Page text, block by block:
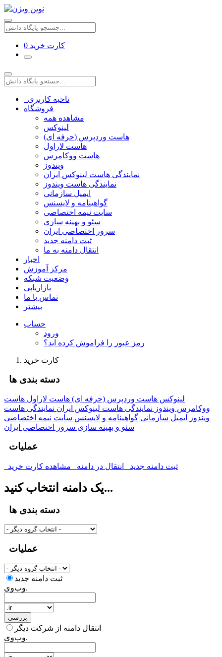
0 کارت خرید
ناحیه کاربری
فروشگاه
مشاهده همه
لینوکس
هاست وردپرس (حرفه ای)
هاست لاراول
هاست ووکامرس
ویندوز
نمایندگی هاست لینوکس ایران
نمایندگی هاست ویندوز
ایمیل سازمانی
گواهینامه و لایسنس
سایت نیمه اختصاصی
سئو و بهینه سازی
سرور اختصاصی ایران
ثبت دامنه جدید
انتقال دامنه به ما
اخبار
مرکز آموزش
وضعیت شبکه
بازاریابی
تماس با ما
بیشتر
حساب
ورود
رمز عبور را فراموش کرده اید؟
کارت خرید
دسته بندی ها
لینوکس هاست وردپرس (حرفه ای) هاست لاراول هاست
ووکامرس ویندوز نمایندگی هاست لینوکس ایران نمایندگی هاست
ویندوز
ایمیل سازمانی گواهینامه و لایسنس سایت نیمه اختصاصی
سئو و بهینه سازی سرور اختصاصی ایران
عملیات
ثبت دامنه جدید انتقال در دامنه مشاهده کارت خرید
یک دامنه انتخاب کنید...
دسته بندی ها
عملیات
ثبت دامنه جدید
وب‌وی.
بررسی
انتقال دامنه از شرکت دیگر
وب‌وی.